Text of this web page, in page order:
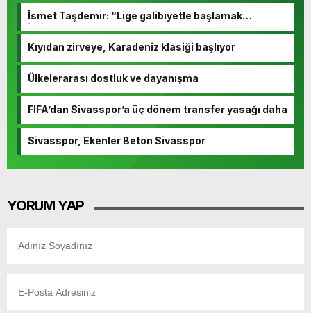
İsmet Taşdemir: “Lige galibiyetle başlamak
istiyoruz”
Kıyıdan zirveye, Karadeniz klasiği başlıyor
Ülkelerarası dostluk ve dayanışma
FIFA’dan Sivasspor’a üç dönem transfer yasağı daha
Sivasspor, Ekenler Beton Sivasspor
YORUM YAP